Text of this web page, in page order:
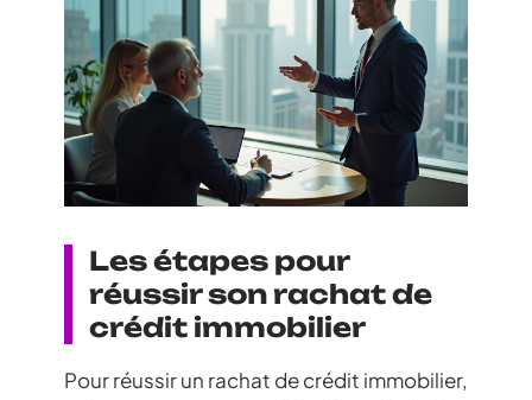
Les étapes pour
réussir son rachat de
crédit immobilier
Pour réussir un rachat de crédit immobilier,